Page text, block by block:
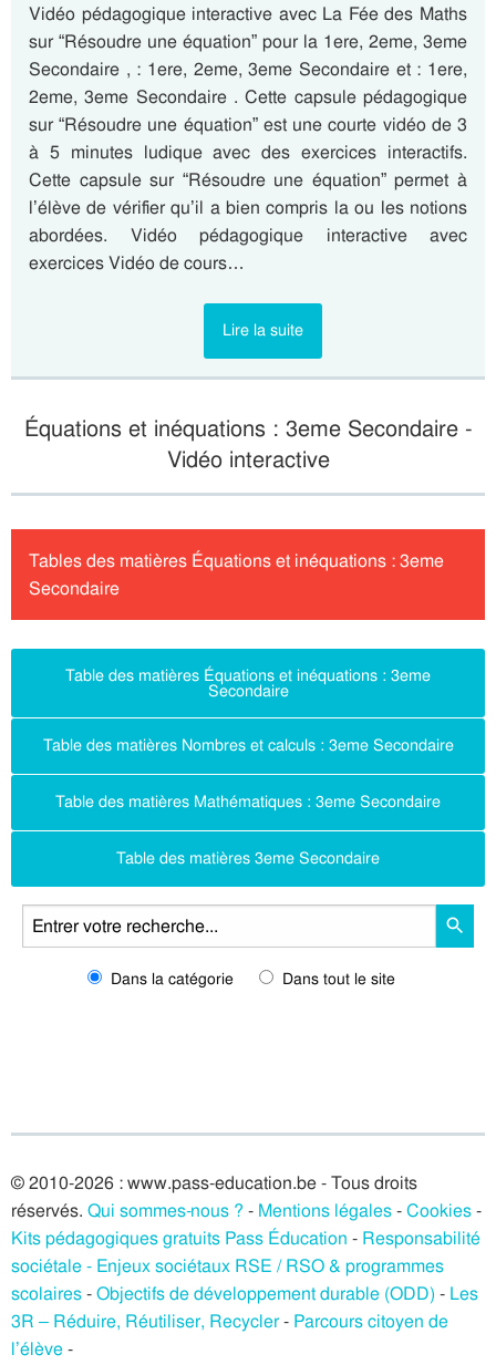
Vidéo pédagogique interactive avec La Fée des Maths
sur “Résoudre une équation” pour la 1ere, 2eme, 3eme
Secondaire , : 1ere, 2eme, 3eme Secondaire et : 1ere,
2eme, 3eme Secondaire . Cette capsule pédagogique
sur “Résoudre une équation” est une courte vidéo de 3
à 5 minutes ludique avec des exercices interactifs.
Cette capsule sur “Résoudre une équation” permet à
l’élève de vérifier qu’il a bien compris la ou les notions
abordées. Vidéo pédagogique interactive avec
exercices Vidéo de cours…
Lire la suite
Équations et inéquations : 3eme Secondaire -
Vidéo interactive
Tables des matières Équations et inéquations : 3eme
Secondaire
Table des matières Équations et inéquations : 3eme
Secondaire
Table des matières Nombres et calculs : 3eme Secondaire
Table des matières Mathématiques : 3eme Secondaire
Table des matières 3eme Secondaire
Dans la catégorie Dans tout le site
© 2010-2026 : www.pass-education.be - Tous droits
réservés. Qui sommes-nous ? - Mentions légales-Cookies-
Kits pédagogiques gratuits Pass Éducation - Responsabilité
sociétale - Enjeux sociétaux RSE / RSO & programmes
scolaires-Objectifs de développement durable (ODD) - Les
3R – Réduire, Réutiliser, Recycler- Parcours citoyen de
l’élève-